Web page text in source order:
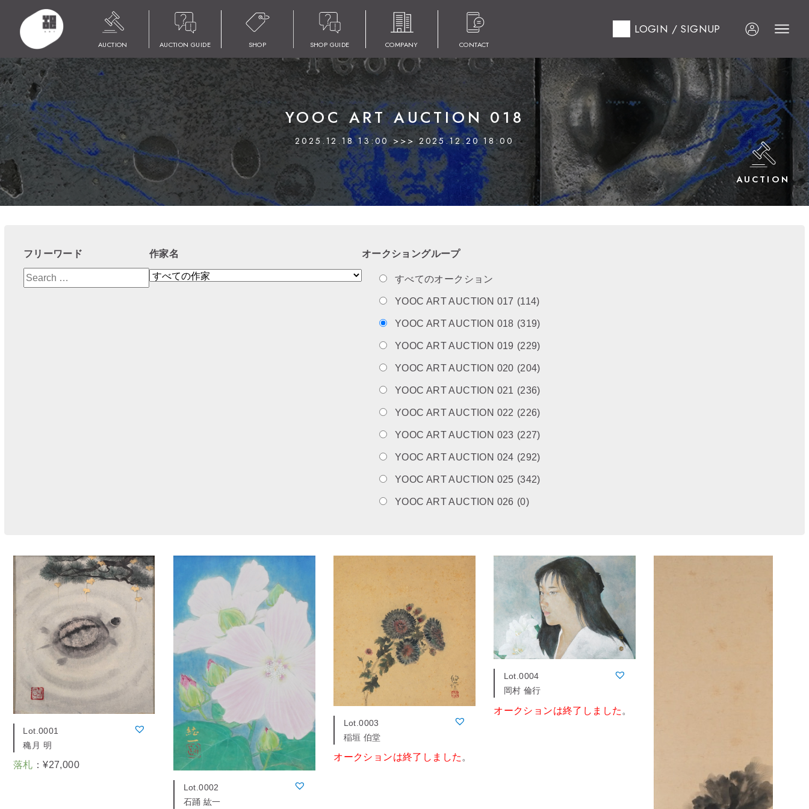
AUCTION AUCTION GUIDE SHOP SHOP GUIDE COMPANY CONTACT
LOGIN / SIGNUP
HOME YOOC ART AUCTION 018
YOOC ART AUCTION 018
2025.12.18 13:00 >>> 2025.12.20 18:00
AUCTION
フリーワード 作家名 オークショングループ
すべてのオークション
YOOC ART AUCTION 017 (114)
YOOC ART AUCTION 018 (319)
YOOC ART AUCTION 019 (229)
YOOC ART AUCTION 020 (204)
YOOC ART AUCTION 021 (236)
YOOC ART AUCTION 022 (226)
YOOC ART AUCTION 023 (227)
YOOC ART AUCTION 024 (292)
YOOC ART AUCTION 025 (342)
YOOC ART AUCTION 026 (0)
Lot.0001
穐月 明
落札 ：¥27,000
Lot.0002
石踊 紘一
Lot.0003
稲垣 伯堂
オークションは終了しました 。
Lot.0004
岡村 倫行
オークションは終了しました 。